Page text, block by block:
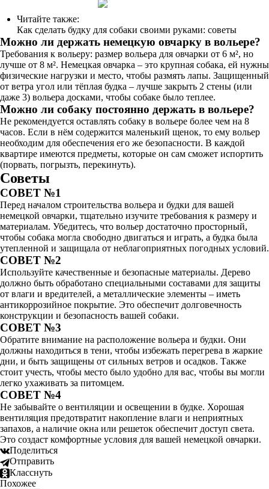
Читайте также:
Как сделать будку для собаки своими руками: советы
Можно ли держать немецкую овчарку в вольере?
Требования к вольеру: размер вольера для овчарки от 6 м², но
лучше от 8 м². Немецкая овчарка – это крупная собака, ей нужны
физические нагрузки и место, чтобы размять лапы. Защищенный
от ветра угол или тёплая будка – лучше закрыть 2 стены (или
даже 3) вольера досками, чтобы собаке было теплее.
Можно ли собаку постоянно держать в вольере?
Не рекомендуется оставлять собаку в вольере более чем на 8
часов. Если в нём содержится маленький щенок, то ему вольер
необходим для обеспечения его же безопасности. В каждой
квартире имеются предметы, которые он сам сможет испортить
(порвать, погрызть, перекинуть).
Советы
СОВЕТ №1
Перед началом строительства вольера и будки для вашей
немецкой овчарки, тщательно изучите требования к размеру и
материалам. Убедитесь, что вольер достаточно просторный,
чтобы собака могла свободно двигаться и играть, а будка была
утепленной и защищала от неблагоприятных погодных условий.
СОВЕТ №2
Используйте качественные и безопасные материалы. Дерево
должно быть обработано специальными составами для защиты
от влаги и вредителей, а металлические элементы – иметь
антикоррозийное покрытие. Это обеспечит долговечность
конструкции и безопасность вашей собаки.
СОВЕТ №3
Обратите внимание на расположение вольера и будки. Они
должны находиться в тени, чтобы избежать перегрева в жаркие
дни, и быть защищены от сильных ветров и осадков. Также
стоит учесть, чтобы место было удобно для вас, чтобы вы могли
легко ухаживать за питомцем.
СОВЕТ №4
Не забывайте о вентиляции и освещении в будке. Хорошая
вентиляция предотвратит накопление влаги и неприятных
запахов, а наличие окна или решеток обеспечит доступ света.
Это создаст комфортные условия для вашей немецкой овчарки.
Поделиться
Отправить
Класснуть
Похожее